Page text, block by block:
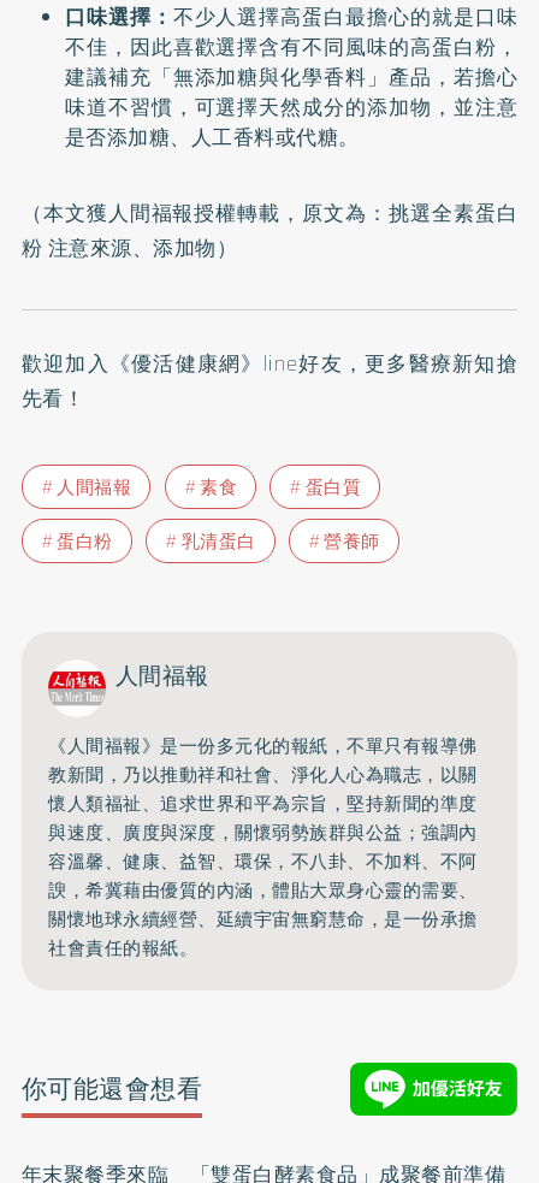
口味選擇： 不少人選擇高蛋白最擔心的就是口味
不佳，因此喜歡選擇含有不同風味的高蛋白粉，
建議補充「無添加糖與化學香料」產品，若擔心
味道不習慣，可選擇天然成分的添加物，並注意
是否添加糖、人工香料或代糖。
（本文獲人間福報授權轉載，原文為： 挑選全素蛋白
粉 注意來源、添加物）
歡迎加入 《優活健康網》line好友 ，更多醫療新知搶
先看！
人間福報 素食
蛋白質
蛋白粉
乳清蛋白 營養師
人間福報
《人間福報》是一份多元化的報紙，不單只有報導佛
教新聞，乃以推動祥和社會、淨化人心為職志，以關
懷人類福祉、追求世界和平為宗旨，堅持新聞的準度
與速度、廣度與深度，關懷弱勢族群與公益；強調內
容溫馨、健康、益智、環保，不八卦、不加料、不阿
諛，希冀藉由優質的內涵，體貼大眾身心靈的需要、
關懷地球永續經營、延續宇宙無窮慧命，是一份承擔
社會責任的報紙。
你可能還會想看
年末聚餐季來臨 「雙蛋白酵素食品」成聚餐前準備